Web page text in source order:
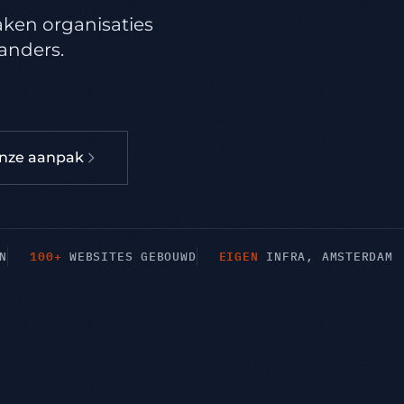
organisaties
aanpak
100+ WEBSITES GEBOUWD EIGEN INFRA, AMSTERDAM